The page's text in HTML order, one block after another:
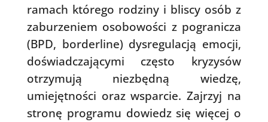
ramach którego rodziny i bliscy osób z
zaburzeniem osobowości z pogranicza
(BPD, borderline) dysregulacją emocji,
doświadczającymi często kryzysów
otrzymują niezbędną wiedzę,
umiejętności oraz wsparcie. Zajrzyj na
stronę programu dowiedz się więcej o